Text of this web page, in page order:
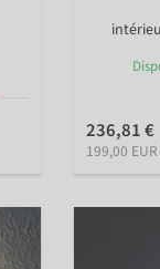
236,81 €
199,00